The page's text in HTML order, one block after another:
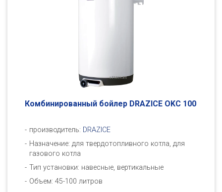
Комбинированный бойлер DRAZICE OKC 100
производитель: DRAZICE
Назначение: для твердотопливного котла, для
газового котла
Тип установки: навесные, вертикальные
Объем: 45-100 литров